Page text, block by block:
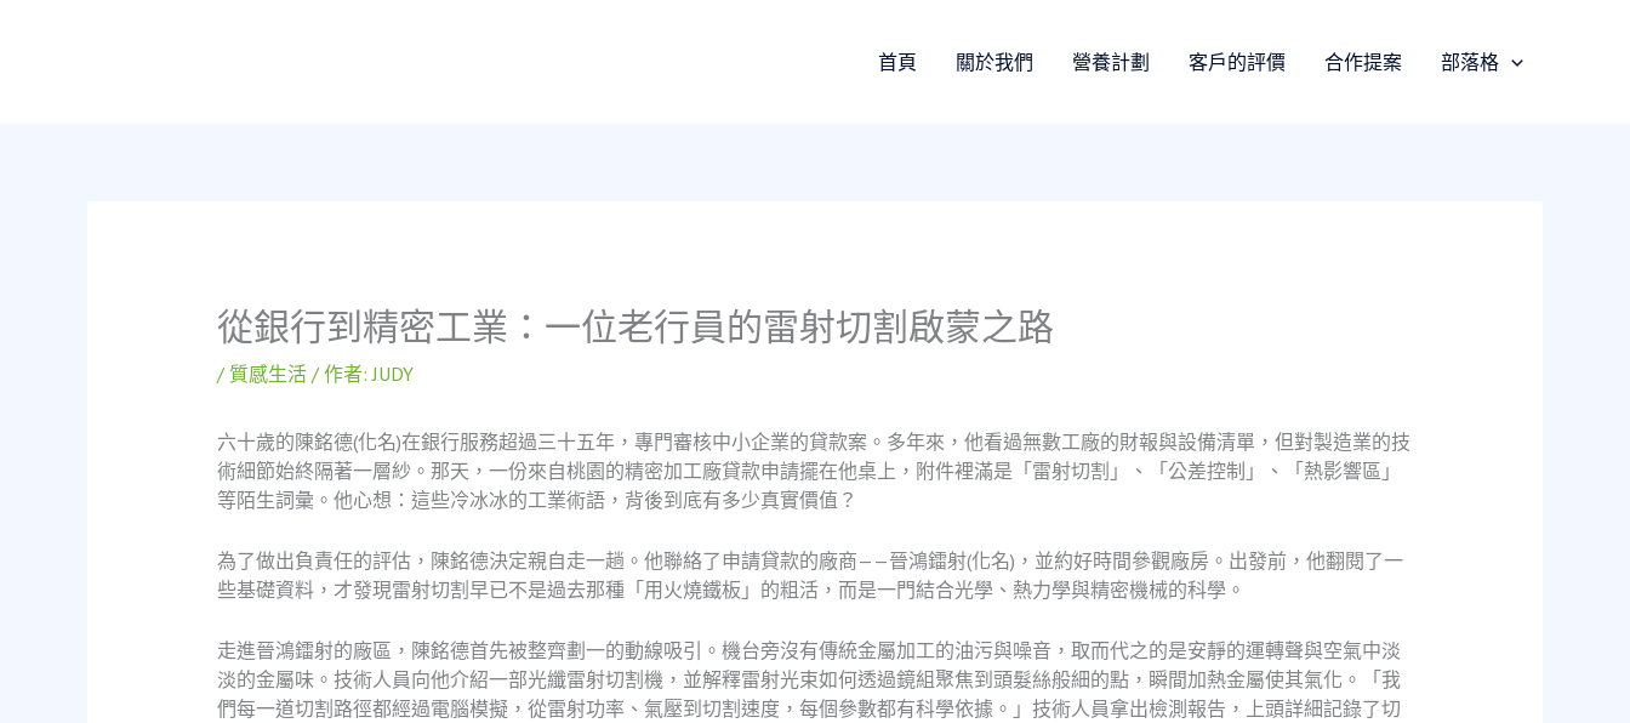
首頁 關於我們 營養計劃 客戶的評價 合作提案 部落格
從銀行到精密工業：一位老行員的雷射切割啟蒙之路
/ 質感生活/ 作者:JUDY
六十歲的陳銘德(化名)在銀行服務超過三十五年，專門審核中小企業的貸款案。多年來，他看過無數工廠的財報與設備清單，但對製造業的技
術細節始終隔著一層紗。那天，一份來自桃園的精密加工廠貸款申請擺在他桌上，附件裡滿是「雷射切割」、「公差控制」、「熱影響區」
等陌生詞彙。他心想：這些冷冰冰的工業術語，背後到底有多少真實價值？
為了做出負責任的評估，陳銘德決定親自走一趟。他聯絡了申請貸款的廠商——晉鴻鐳射(化名)，並約好時間參觀廠房。出發前，他翻閱了一
些基礎資料，才發現雷射切割早已不是過去那種「用火燒鐵板」的粗活，而是一門結合光學、熱力學與精密機械的科學。
走進晉鴻鐳射的廠區，陳銘德首先被整齊劃一的動線吸引。機台旁沒有傳統金屬加工的油污與噪音，取而代之的是安靜的運轉聲與空氣中淡
淡的金屬味。技術人員向他介紹一部光纖雷射切割機，並解釋雷射光束如何透過鏡組聚焦到頭髮絲般細的點，瞬間加熱金屬使其氣化。「我
們每一道切割路徑都經過電腦模擬，從雷射功率、氣壓到切割速度，每個參數都有科學依據。」技術人員拿出檢測報告，上頭詳細記錄了切